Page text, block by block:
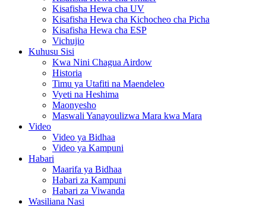
Kisafisha Hewa cha UV
Kisafisha Hewa cha Kichocheo cha Picha
Kisafisha Hewa cha ESP
Vichujio
Kuhusu Sisi
Kwa Nini Chagua Airdow
Historia
Timu ya Utafiti na Maendeleo
Vyeti na Heshima
Maonyesho
Maswali Yanayoulizwa Mara kwa Mara
Video
Video ya Bidhaa
Video ya Kampuni
Habari
Maarifa ya Bidhaa
Habari za Kampuni
Habari za Viwanda
Wasiliana Nasi